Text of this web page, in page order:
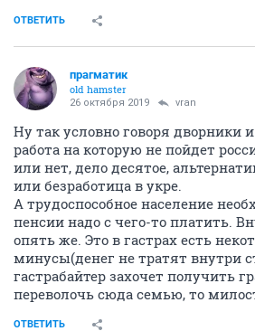
ОТВЕТИТЬ
прагматик
old hamster
26 октября 2019 vran
Ну так условно говоря дворники
работа на которую не пойдет
или нет, дело десятое,
или безработица в укре.
А трудоспособное население
пенсии надо с чего-то платить.
опять же. Это в гастрах есть
минусы(денег не тратят внутри
гастрабайтер захочет получить
переволочь сюда семью, то
ОТВЕТИТЬ